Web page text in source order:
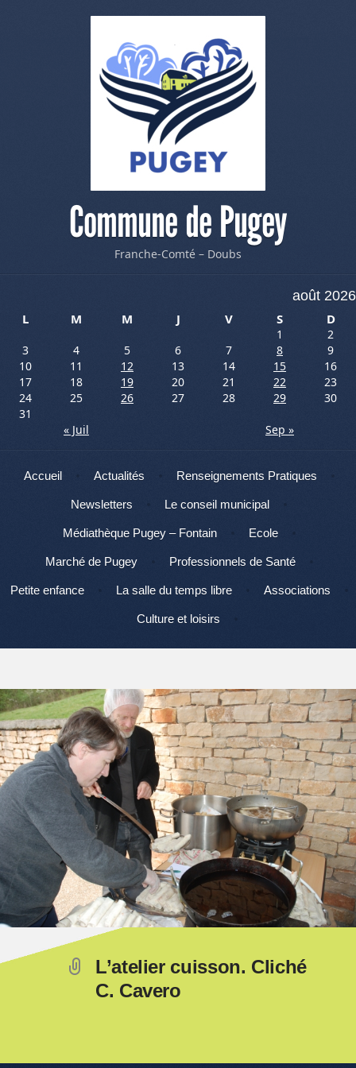
Commune de Pugey
Franche-Comté – Doubs
août 2026
L
M M J V S D
1
2
3
4 5 6 7 8
9
10
11 12 13 14 15
16
17
18 19 20 21 22
23
24
25 26 27 28 29
30
31
« Juil
Sep »
Menu
Aller au contenu
Accueil Actualités Renseignements Pratiques
Newsletters Le conseil municipal
Médiathèque Pugey – Fontain Ecole
Marché de Pugey Professionnels de Santé
Petite enfance La salle du temps libre Associations
Culture et loisirs
L’atelier cuisson. Cliché
C. Cavero
Menu de l'article